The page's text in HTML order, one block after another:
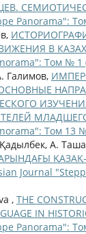
Panorama":
В
Том № 1
Галимов,
Том 13
А.
Journal
, THE
IN
Panorama":